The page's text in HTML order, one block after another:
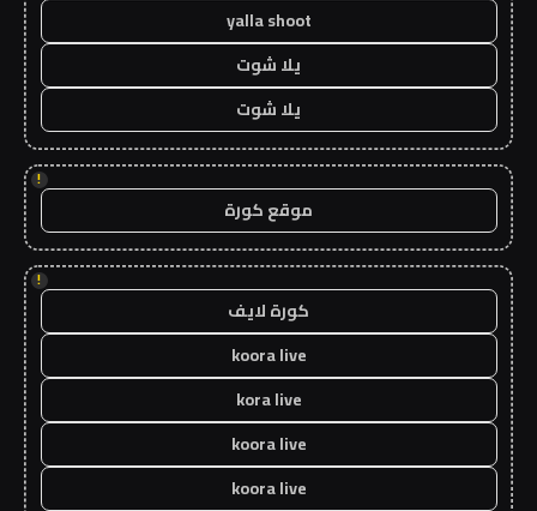
yalla shoot
يلا شوت
يلا شوت
!
موقع كورة
!
كورة لايف
koora live
kora live
koora live
koora live